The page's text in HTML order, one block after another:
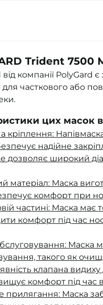
Trident 7500
компанії PolyGard
часткового або
цих масок
кріплення:
надійне
дозволяє широкий
матеріал: Маска
комфорт при
частині: Маска має
комфорт під час
Маска
такого як
клапана
комфорт під час
прилягання: Маска